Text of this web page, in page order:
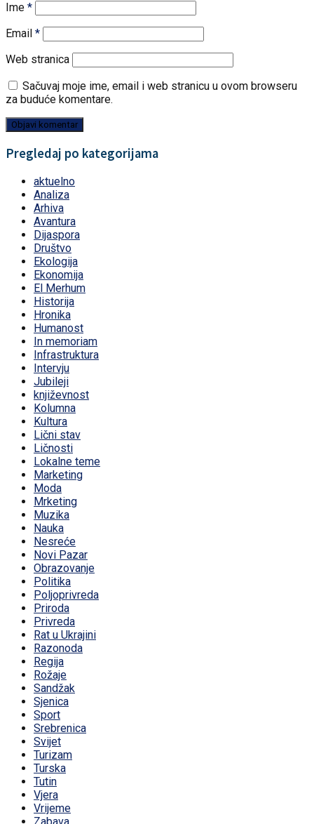
Ime *
Email *
Web stranica
Sačuvaj moje ime, email i web stranicu u ovom browseru
za buduće komentare.
Pregledaj po kategorijama
aktuelno
Analiza
Arhiva
Avantura
Dijaspora
Društvo
Ekologija
Ekonomija
El Merhum
Historija
Hronika
Humanost
In memoriam
Infrastruktura
Intervju
Jubileji
književnost
Kolumna
Kultura
Lični stav
Ličnosti
Lokalne teme
Marketing
Moda
Mrketing
Muzika
Nauka
Nesreće
Novi Pazar
Obrazovanje
Politika
Poljoprivreda
Priroda
Privreda
Rat u Ukrajini
Razonoda
Regija
Rožaje
Sandžak
Sjenica
Sport
Srebrenica
Svijet
Turizam
Turska
Tutin
Vjera
Vrijeme
Zabava